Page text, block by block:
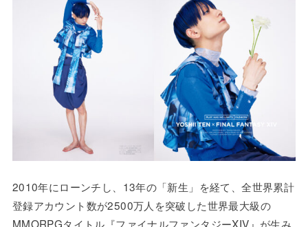
2010年にローンチし、13年の「新生」を経て、全世界累計
登録アカウント数が2500万人を突破した世界最大級の
MMORPGタイトル『ファイナルファンタジーXIV』が生み